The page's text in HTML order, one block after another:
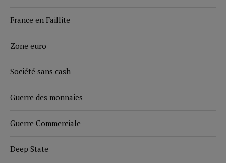
France en Faillite
Zone euro
Société sans cash
Guerre des monnaies
Guerre Commerciale
Deep State